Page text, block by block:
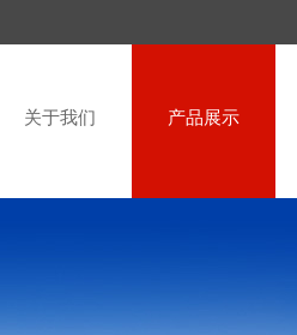
关于我们 产品展示